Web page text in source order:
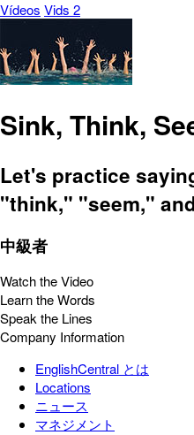
Vídeos Vids 2
Sink, Think,
Let's practice
"think," "seem,"
中級者
Watch the Video
Learn the Words
Speak the Lines
Company Information
EnglishCentral とは
Locations
ニュース
マネジメント